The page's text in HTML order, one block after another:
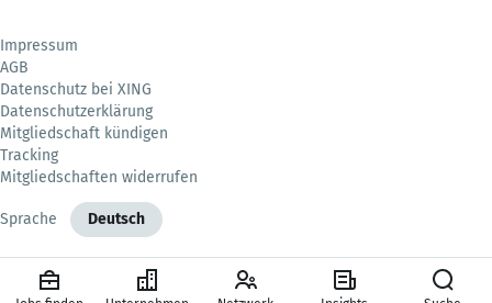
Impressum
AGB
Datenschutz bei XING
Datenschutzerklärung
Mitgliedschaft kündigen
Tracking
Mitgliedschaften widerrufen
Sprache Deutsch